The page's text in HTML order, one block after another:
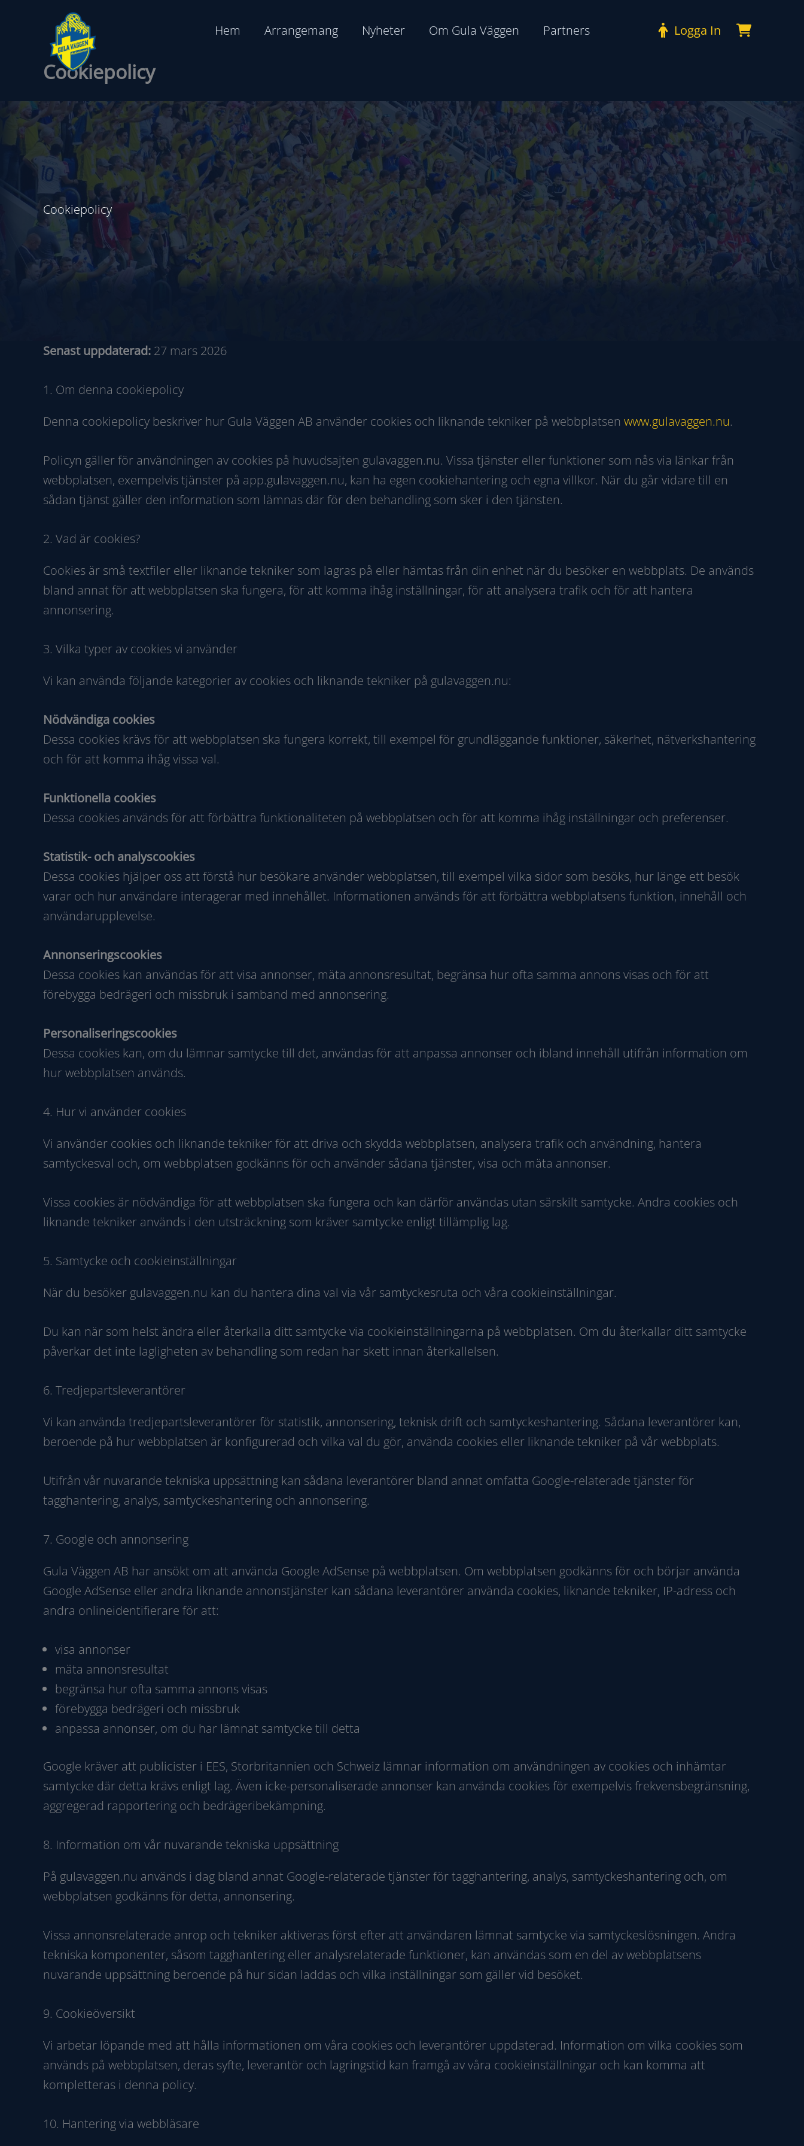
Hem Arrangemang Nyheter Om Gula Väggen Partners Logga In
Cookiepolicy
Cookiepolicy
Senast uppdaterad: 27 mars 2026
1. Om denna cookiepolicy
Denna cookiepolicy beskriver hur Gula Väggen AB använder cookies och liknande tekniker på webbplatsen www.gulavaggen.nu.
Policyn gäller för användningen av cookies på huvudsajten gulavaggen.nu. Vissa tjänster eller funktioner som nås via länkar från
webbplatsen, exempelvis tjänster på app.gulavaggen.nu, kan ha egen cookiehantering och egna villkor. När du går vidare till en
sådan tjänst gäller den information som lämnas där för den behandling som sker i den tjänsten.
2. Vad är cookies?
Cookies är små textfiler eller liknande tekniker som lagras på eller hämtas från din enhet när du besöker en webbplats. De används
bland annat för att webbplatsen ska fungera, för att komma ihåg inställningar, för att analysera trafik och för att hantera
annonsering.
3. Vilka typer av cookies vi använder
Vi kan använda följande kategorier av cookies och liknande tekniker på gulavaggen.nu:
Nödvändiga cookies
Dessa cookies krävs för att webbplatsen ska fungera korrekt, till exempel för grundläggande funktioner, säkerhet, nätverkshantering
och för att komma ihåg vissa val.
Funktionella cookies
Dessa cookies används för att förbättra funktionaliteten på webbplatsen och för att komma ihåg inställningar och preferenser.
Statistik- och analyscookies
Dessa cookies hjälper oss att förstå hur besökare använder webbplatsen, till exempel vilka sidor som besöks, hur länge ett besök
varar och hur användare interagerar med innehållet. Informationen används för att förbättra webbplatsens funktion, innehåll och
användarupplevelse.
Annonseringscookies
Dessa cookies kan användas för att visa annonser, mäta annonsresultat, begränsa hur ofta samma annons visas och för att
förebygga bedrägeri och missbruk i samband med annonsering.
Personaliseringscookies
Dessa cookies kan, om du lämnar samtycke till det, användas för att anpassa annonser och ibland innehåll utifrån information om
hur webbplatsen används.
4. Hur vi använder cookies
Vi använder cookies och liknande tekniker för att driva och skydda webbplatsen, analysera trafik och användning, hantera
samtyckesval och, om webbplatsen godkänns för och använder sådana tjänster, visa och mäta annonser.
Vissa cookies är nödvändiga för att webbplatsen ska fungera och kan därför användas utan särskilt samtycke. Andra cookies och
liknande tekniker används i den utsträckning som kräver samtycke enligt tillämplig lag.
5. Samtycke och cookieinställningar
När du besöker gulavaggen.nu kan du hantera dina val via vår samtyckesruta och våra cookieinställningar.
Du kan när som helst ändra eller återkalla ditt samtycke via cookieinställningarna på webbplatsen. Om du återkallar ditt samtycke
påverkar det inte lagligheten av behandling som redan har skett innan återkallelsen.
6. Tredjepartsleverantörer
Vi kan använda tredjepartsleverantörer för statistik, annonsering, teknisk drift och samtyckeshantering. Sådana leverantörer kan,
beroende på hur webbplatsen är konfigurerad och vilka val du gör, använda cookies eller liknande tekniker på vår webbplats.
Utifrån vår nuvarande tekniska uppsättning kan sådana leverantörer bland annat omfatta Google-relaterade tjänster för
tagghantering, analys, samtyckeshantering och annonsering.
7. Google och annonsering
Gula Väggen AB har ansökt om att använda Google AdSense på webbplatsen. Om webbplatsen godkänns för och börjar använda
Google AdSense eller andra liknande annonstjänster kan sådana leverantörer använda cookies, liknande tekniker, IP-adress och
andra onlineidentifierare för att:
visa annonser
mäta annonsresultat
begränsa hur ofta samma annons visas
förebygga bedrägeri och missbruk
anpassa annonser, om du har lämnat samtycke till detta
Google kräver att publicister i EES, Storbritannien och Schweiz lämnar information om användningen av cookies och inhämtar
samtycke där detta krävs enligt lag. Även icke-personaliserade annonser kan använda cookies för exempelvis frekvensbegränsning,
aggregerad rapportering och bedrägeribekämpning.
8. Information om vår nuvarande tekniska uppsättning
På gulavaggen.nu används i dag bland annat Google-relaterade tjänster för tagghantering, analys, samtyckeshantering och, om
webbplatsen godkänns för detta, annonsering.
Vissa annonsrelaterade anrop och tekniker aktiveras först efter att användaren lämnat samtycke via samtyckeslösningen. Andra
tekniska komponenter, såsom tagghantering eller analysrelaterade funktioner, kan användas som en del av webbplatsens
nuvarande uppsättning beroende på hur sidan laddas och vilka inställningar som gäller vid besöket.
9. Cookieöversikt
Vi arbetar löpande med att hålla informationen om våra cookies och leverantörer uppdaterad. Information om vilka cookies som
används på webbplatsen, deras syfte, leverantör och lagringstid kan framgå av våra cookieinställningar och kan komma att
kompletteras i denna policy.
10. Hantering via webbläsare